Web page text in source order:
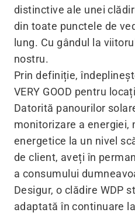
distinctive ale unei
din toate punctele de
lung. Cu gândul la
nostru.
Prin definiție,
VERY GOOD pentru
Datorită panourilor
monitorizare a energiei,
energetice la un nivel
de client, aveți în
a consumului
Desigur, o clădire WDP
adaptată în continuare